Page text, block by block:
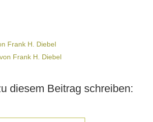
Frank H. Diebel
Frank H. Diebel
diesem Beitrag schreiben: